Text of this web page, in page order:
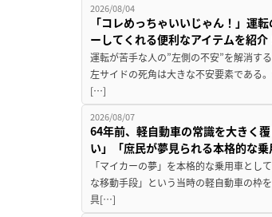
2026/08/04
「コレめっちゃいいじゃん！」運
ーしてくれる便利なアイテムを紹介
運転が苦手な人の”左側の不安”を解消す
左サイドの死角は大きな不安要素である
[…]
2026/08/07
64年前、軽自動車の常識を大きく
い」「庶民が夢見られる本格的な
「マイカーの夢」を本格的な乗用車と
な移動手段」という当時の軽自動車の枠
具[…]